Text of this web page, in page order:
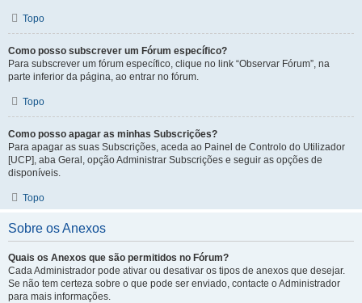
Topo
Como posso subscrever um Fórum específico?
Para subscrever um fórum específico, clique no link “Observar Fórum”, na
parte inferior da página, ao entrar no fórum.
Topo
Como posso apagar as minhas Subscrições?
Para apagar as suas Subscrições, aceda ao Painel de Controlo do Utilizador
[UCP], aba Geral, opção Administrar Subscrições e seguir as opções de
disponíveis.
Topo
Sobre os Anexos
Quais os Anexos que são permitidos no Fórum?
Cada Administrador pode ativar ou desativar os tipos de anexos que desejar.
Se não tem certeza sobre o que pode ser enviado, contacte o Administrador
para mais informações.